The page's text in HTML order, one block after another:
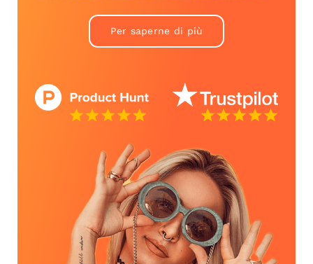
Per saperne di più